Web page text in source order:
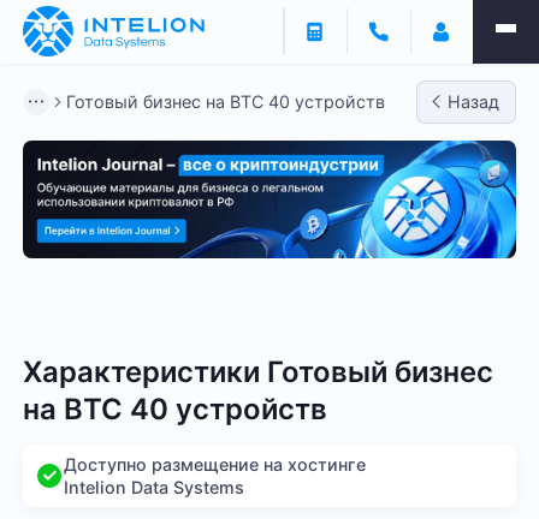
Готовый бизнес на BTC 40 устройств Назад
Характеристики Готовый бизнес
на BTC 40 устройств
Доступно размещение на хостинге
Intelion Data Systems